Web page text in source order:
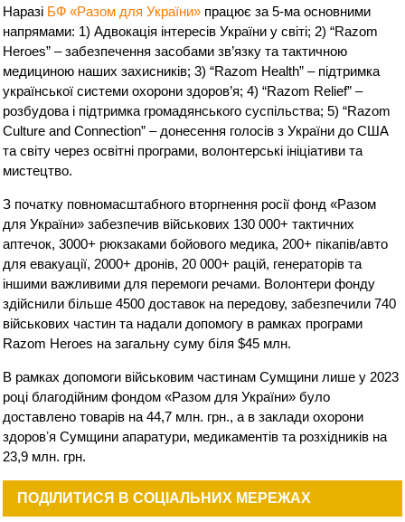
Наразі БФ «Разом для України» працює за 5-ма основними
напрямами: 1) Адвокація інтересів України у світі; 2) “Razom
Heroes” – забезпечення засобами зв’язку та тактичною
медициною наших захисників; 3) “Razom Health” – підтримка
української системи охорони здоров’я; 4) “Razom Relief” –
розбудова і підтримка громадянського суспільства; 5) “Razom
Culture and Connection” – донесення голосів з України до США
та світу через освітні програми, волонтерські ініціативи та
мистецтво.
З початку повномасштабного вторгнення росії фонд «Разом
для України» забезпечив військових 130 000+ тактичних
аптечок, 3000+ рюкзаками бойового медика, 200+ пікапів/авто
для евакуації, 2000+ дронів, 20 000+ рацій, генераторів та
іншими важливими для перемоги речами. Волонтери фонду
здійснили більше 4500 доставок на передову, забезпечили 740
військових частин та надали допомогу в рамках програми
Razom Heroes на загальну суму біля $45 млн.
В рамках допомоги військовим частинам Сумщини лише у 2023
році благодійним фондом «Разом для України» було
доставлено товарів на 44,7 млн. грн., а в заклади охорони
здоровʼя Сумщини апаратури, медикаментів та розхідників на
23,9 млн. грн.
ПОДІЛИТИСЯ В СОЦІАЛЬНИХ МЕРЕЖАХ